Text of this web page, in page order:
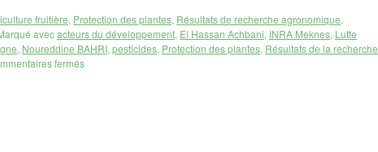
fruitière, Protection des plantes, Résultats de recherche agronomique,
avecacteurs du développement, El Hassan Achbani, INRA Meknes, Lutte
, Noureddine BAHRI, pesticides, Protection des plantes, Résultats de la recherche
fermés